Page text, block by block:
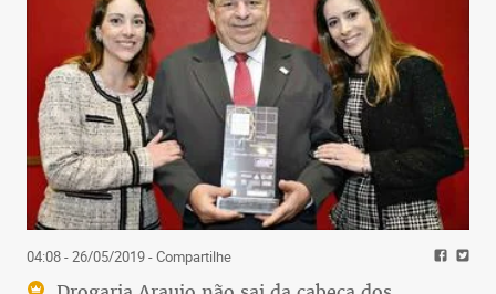
04:08 - 26/05/2019- Compartilhe